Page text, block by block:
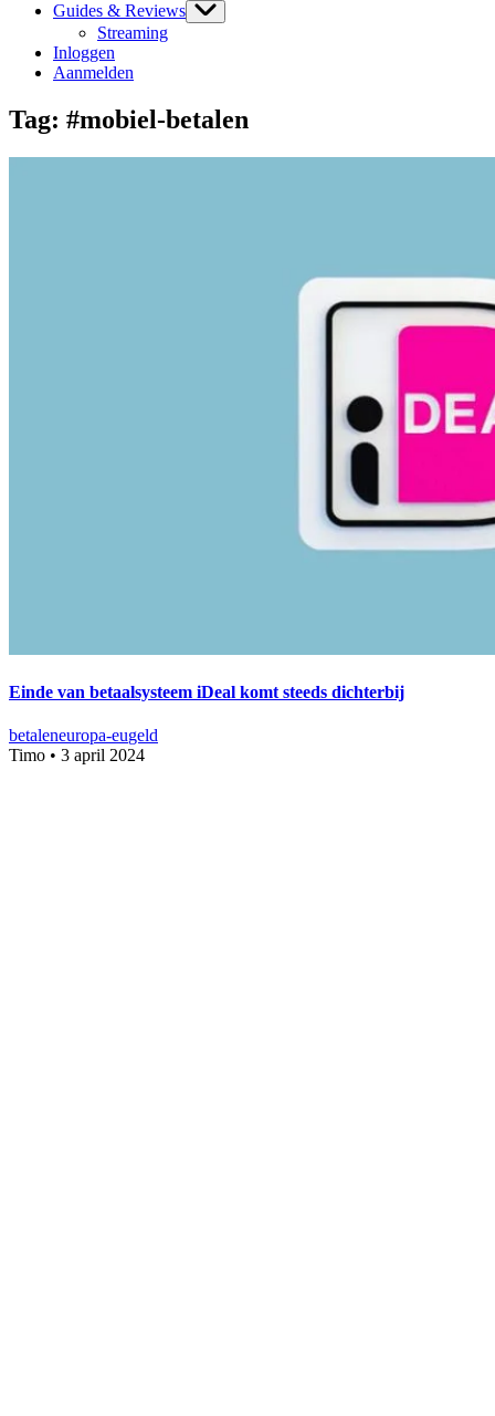
Guides & Reviews
Streaming
Inloggen
Aanmelden
Tag: #mobiel-betalen
Einde van betaalsysteem iDeal komt steeds dichterbij
betaleneuropa-eugeld
Timo • 3 april 2024